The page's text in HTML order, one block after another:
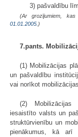
3) pašvaldību
(Ar grozījumiem,
01.01.2005.)
7.pants.
(1) Mobilizācijas
un pašvaldību
vai norīkot
(2) Mobilizācijas
iesaistīto valsts un
struktūrvienību un
pienākumus, kā arī